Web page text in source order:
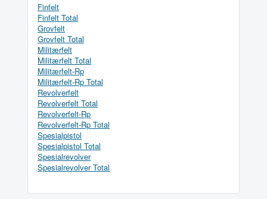
Finfelt
Finfelt Total
Grovfelt
Grovfelt Total
Militærfelt
Militærfelt Total
Militærfelt-Rp
Militærfelt-Rp Total
Revolverfelt
Revolverfelt Total
Revolverfelt-Rp
Revolverfelt-Rp Total
Spesialpistol
Spesialpistol Total
Spesialrevolver
Spesialrevolver Total